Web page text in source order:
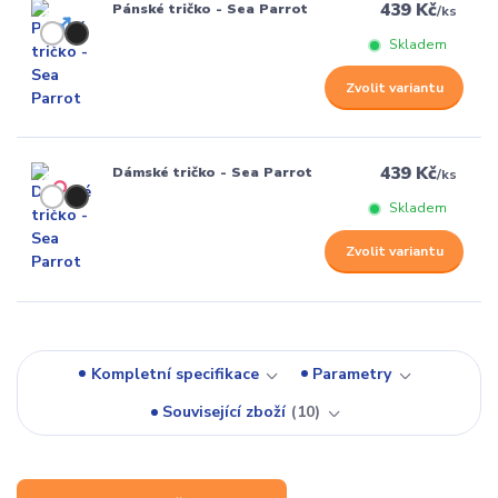
Pánské tričko - Sea Parrot 439 Kč/ks
Skladem
Zvolit variantu
Dámské tričko - Sea Parrot 439 Kč/ks
Skladem
Zvolit variantu
Kompletní specifikace
Parametry
Související zboží
10